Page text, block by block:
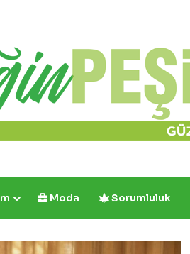
Moda Sorumluluk